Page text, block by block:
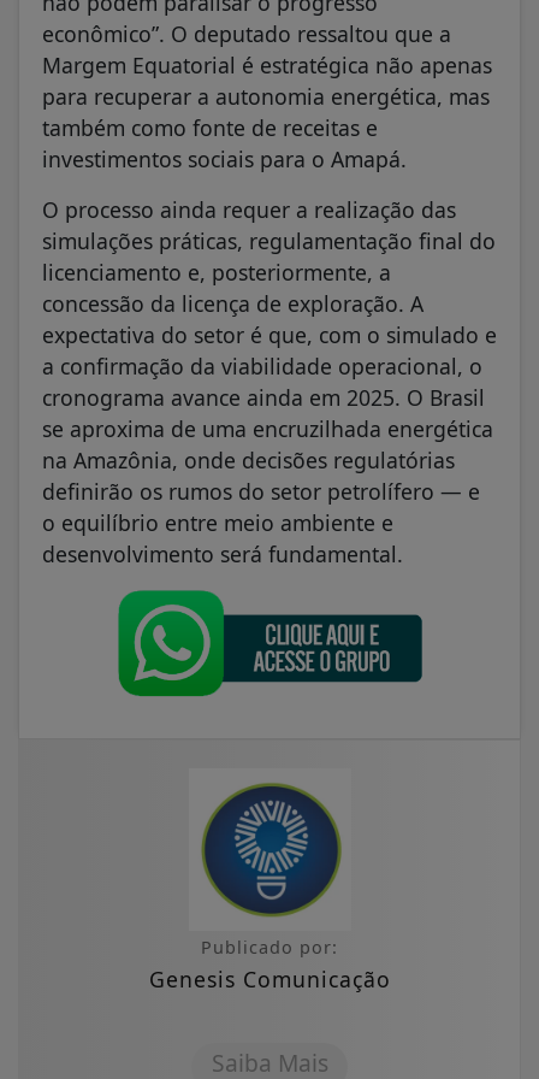
econômico”. O deputado ressaltou que a
Margem Equatorial é estratégica não apenas
para recuperar a autonomia energética, mas
também como fonte de receitas e
investimentos sociais para o Amapá.
O processo ainda requer a realização das
simulações práticas, regulamentação final do
licenciamento e, posteriormente, a
concessão da licença de exploração. A
expectativa do setor é que, com o simulado e
a confirmação da viabilidade operacional, o
cronograma avance ainda em 2025. O Brasil
se aproxima de uma encruzilhada energética
na Amazônia, onde decisões regulatórias
definirão os rumos do setor petrolífero — e
o equilíbrio entre meio ambiente e
desenvolvimento será fundamental.
Publicado por:
Genesis Comunicação
Saiba Mais